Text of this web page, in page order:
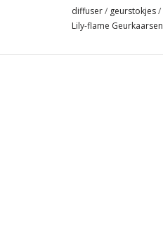
Middelste noten
diffuser/ geurstokjes/
Lily-flame Geurkaarsen